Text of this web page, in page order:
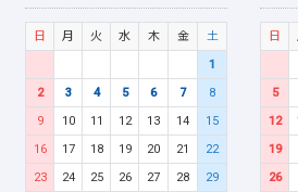
日 月 火 水 木 金
土
1
2
3 4 5 6 7
8
9
10 11 12 13 14
15
16
17 18 19 20 21
22
23
24 25 26 27 28
29
日
5
12
19
26